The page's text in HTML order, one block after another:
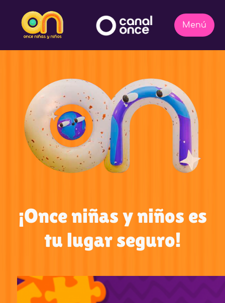
¡Once niñas y niños es
tu lugar seguro!